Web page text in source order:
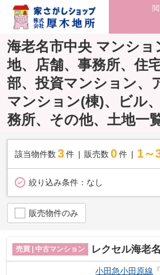
海老名市中央 マンショ
地、店舗、事務所、住
部、投資マンション、
マンション(棟)、ビル
務所、その他、土地一
該当物件数 3件 販売数 0 件 1～
絞り込み条件： なし
販売物件のみ
売買 | 中古マンション レクセル海老名
小田急小田原線